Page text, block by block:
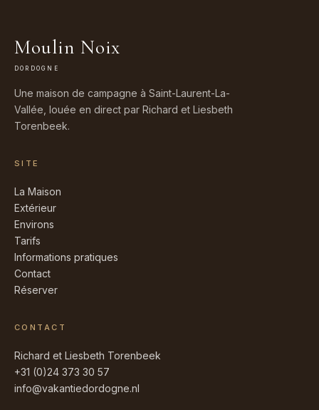
Moulin Noix
DORDOGNE
Une maison de campagne à Saint-Laurent-La-
Vallée, louée en direct par Richard et Liesbeth
Torenbeek.
SITE
La Maison
Extérieur
Environs
Tarifs
Informations pratiques
Contact
Réserver
CONTACT
Richard et Liesbeth Torenbeek
+31 (0)24 373 30 57
info@vakantiedordogne.nl